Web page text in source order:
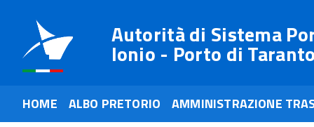
Autorità di Sistema
Ionio - Porto di
HOME ALBO PRETORIO
AMMINISTRAZIONE